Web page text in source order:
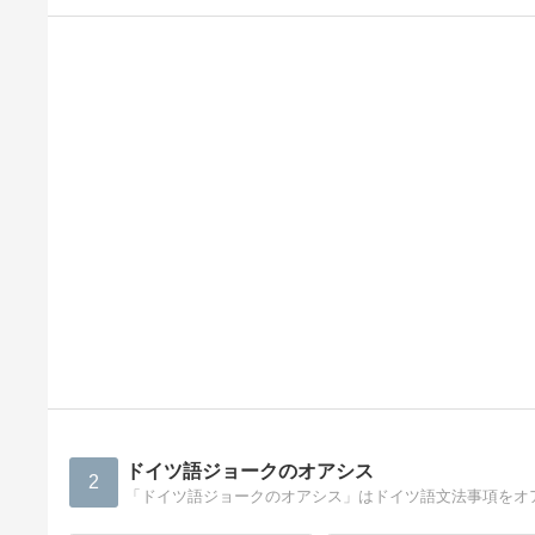
2 ドイツ語ジョークのオアシス
「ドイツ語ジョークのオアシス」はドイツ語文法事項を